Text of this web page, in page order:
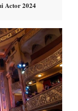
Actor 2024